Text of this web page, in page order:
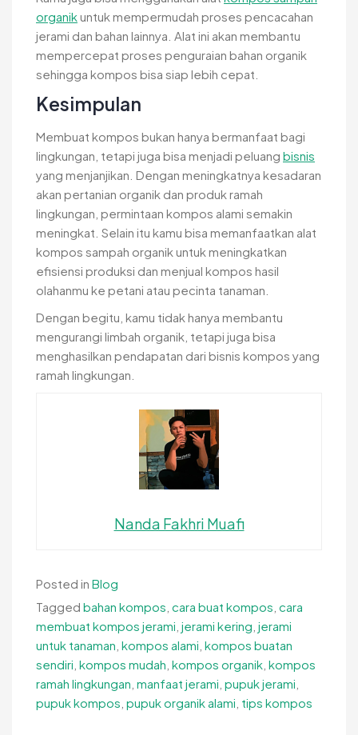
organikuntuk mempermudah proses pencacahan
jerami dan bahan lainnya. Alat ini akan membantu
mempercepat proses penguraian bahan organik
sehingga kompos bisa siap lebih cepat.
Kesimpulan
Membuat kompos bukan hanya bermanfaat bagi
lingkungan, tetapi juga bisa menjadi peluang bisnis
yang menjanjikan. Dengan meningkatnya kesadaran
akan pertanian organik dan produk ramah
lingkungan, permintaan kompos alami semakin
meningkat. Selain itu kamu bisa memanfaatkan alat
kompos sampah organik untuk meningkatkan
efisiensi produksi dan menjual kompos hasil
olahanmu ke petani atau pecinta tanaman.
Dengan begitu, kamu tidak hanya membantu
mengurangi limbah organik, tetapi juga bisa
menghasilkan pendapatan dari bisnis kompos yang
ramah lingkungan.
Nanda Fakhri Muafi
Posted in Blog
Tagged bahan kompos cara buat kompos cara
membuat kompos jerami jerami kering jerami
untuk tanaman kompos alami kompos buatan
sendiri kompos mudah kompos organik kompos
ramah lingkungan manfaat jerami pupuk jerami
pupuk kompos pupuk organik alami tips kompos